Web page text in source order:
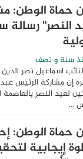
حماة الوطن:
النصر"
سنة و نصف
اسماعيل نصر
إن مشاركة الرئيس
لعيد النصر
...
حماة الوطن:
إيجابية